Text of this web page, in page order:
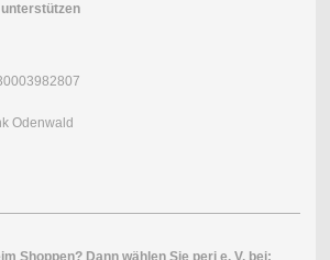
Odenwald
Shoppen? Dann wählen Sie peri e. V. bei: